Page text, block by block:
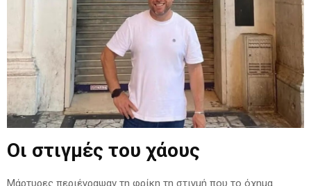
Οι στιγμές του χάους
Μάρτυρες περιέγραψαν τη φρίκη τη στιγμή που το όχημα